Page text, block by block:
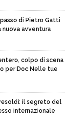
di Pietro Gatti
nuova avventura
colpo di scena
per Doc Nelle tue
il segreto del
internazionale